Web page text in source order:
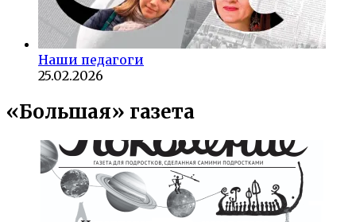
Наши педагоги
25.02.2026
«Большая» газета